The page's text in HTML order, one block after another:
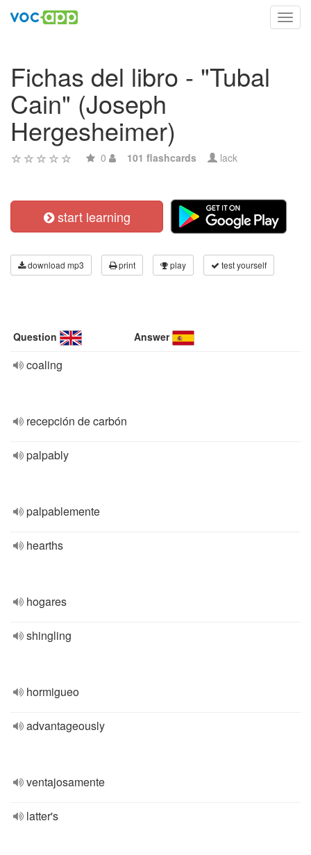
Fichas del libro - "Tubal
Cain" (Joseph
Hergesheimer)
0 101 flashcards lack
start learning
download mp3 print play test yourself
Question Answer
coaling
recepción de carbón
palpably
palpablemente
hearths
hogares
shingling
hormigueo
advantageously
ventajosamente
latter's